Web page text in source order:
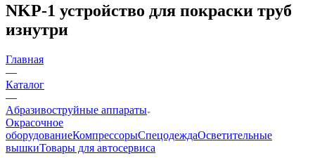
NKP-1 устройство для покраски труб
изнутри
Главная
—
Каталог
—
Aбразивоструйные аппараты
Окрасочное
оборудованиеКомпрессорыСпецодеждаОсветительные
вышкиТовары для автосервиса